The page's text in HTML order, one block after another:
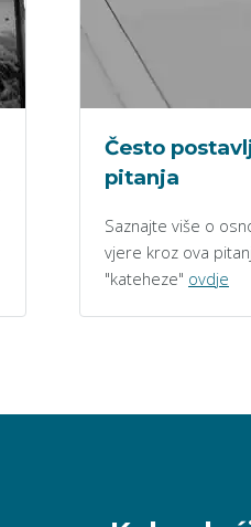
Često
pitanja
Saznajte više o
vjere kroz ova
"kateheze" ovdje